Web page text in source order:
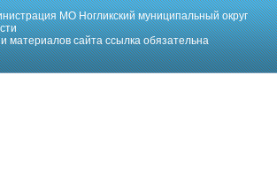
МО Ногликский муниципальный округ
материалов сайта ссылка обязательна